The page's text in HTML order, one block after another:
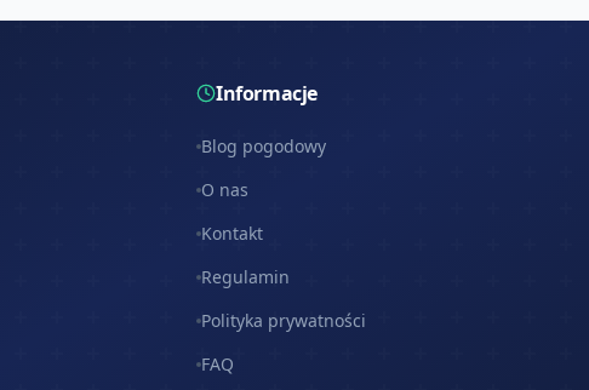
Informacje
Blog pogodowy
O nas
Kontakt
Regulamin
Polityka prywatności
FAQ